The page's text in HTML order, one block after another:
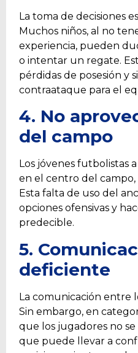
La toma de decisiones
Muchos niños, al no
experiencia, pueden
o intentar un regate.
pérdidas de posesión y
contraataque para el
4. No
del campo
Los jóvenes futbolistas
en el centro del campo,
Esta falta de uso del
opciones ofensivas y
predecible.
5.
deficiente
La comunicación entre
Sin embargo, en
que los jugadores no
que puede llevar a